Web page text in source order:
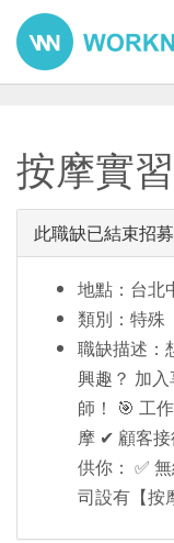
按摩實
此職缺已結束招募
地點：台北
類別：特殊
職缺描述：
興趣？ 加
師！ 🎯 工
摩 ✔ 顧客
供你： ✅
司設有【按